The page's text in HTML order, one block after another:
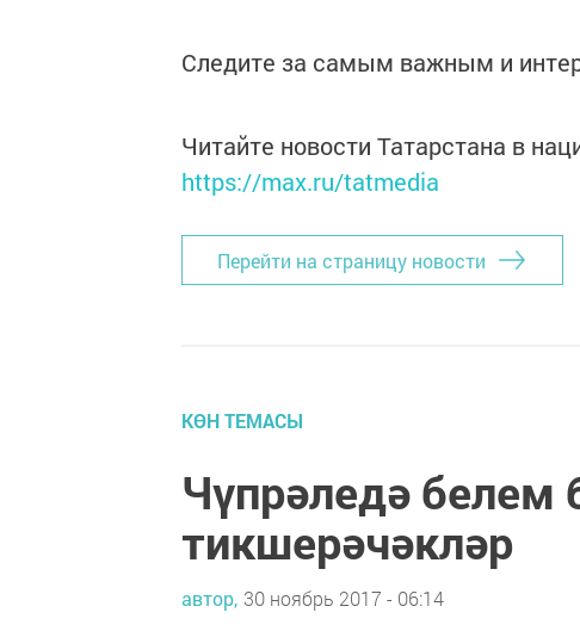
Следите за самым важным и
Читайте новости Татарстана в
https://max.ru/tatmedia
Перейти на страницу новости
КӨН ТЕМАСЫ
Чүпрәледә белем
тикшерәчәкләр
автор, 30 ноябрь 2017 - 06:14